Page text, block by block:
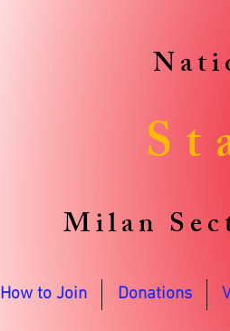
Milan
How to Join Donations